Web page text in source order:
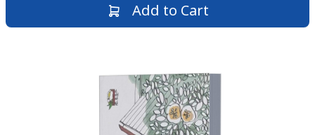
Add to Cart